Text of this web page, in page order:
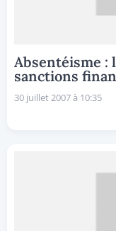
Absentéisme :
sanctions
30 juillet 2007 à 10:35